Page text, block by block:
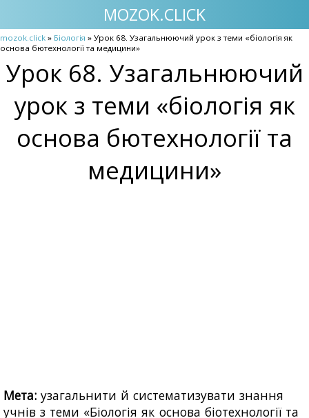
MOZOK.CLICK
mozok.click » Біологія » Урок 68. Узагальнюючий урок з теми «біологія як
основа бютехнології та медицини»
Урок 68. Узагальнюючий
урок з теми «біологія як
основа бютехнології та
медицини»
Мета: узагальнити й систематизувати знання
учнів з теми «Біологія як основа біотехнології та